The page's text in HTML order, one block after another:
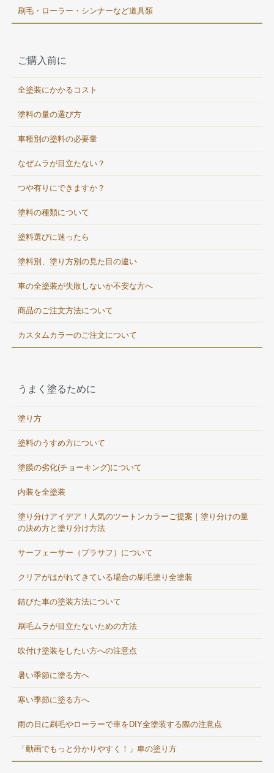
刷毛・ローラー・シンナーなど道具類
ご購入前に
全塗装にかかるコスト
塗料の量の選び方
車種別の塗料の必要量
なぜムラが目立たない？
つや有りにできますか？
塗料の種類について
塗料選びに迷ったら
塗料別、塗り方別の見た目の違い
車の全塗装が失敗しないか不安な方へ
商品のご注文方法について
カスタムカラーのご注文について
うまく塗るために
塗り方
塗料のうすめ方について
塗膜の劣化(チョーキング)について
内装を全塗装
塗り分けアイデア！人気のツートンカラーご提案｜塗り分けの量
の決め方と塗り分け方法
サーフェーサー（プラサフ）について
クリアがはがれてきている場合の刷毛塗り全塗装
錆びた車の塗装方法について
刷毛ムラが目立たないための方法
吹付け塗装をしたい方への注意点
暑い季節に塗る方へ
寒い季節に塗る方へ
雨の日に刷毛やローラーで車をDIY全塗装する際の注意点
「動画でもっと分かりやすく！」車の塗り方